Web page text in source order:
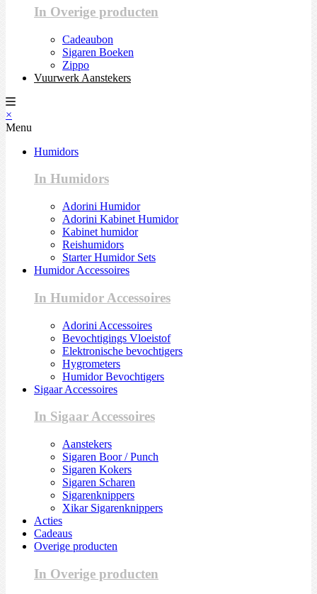
In Overige producten
Cadeaubon
Sigaren Boeken
Zippo
Vuurwerk Aanstekers
×
Menu
Humidors
In Humidors
Adorini Humidor
Adorini Kabinet Humidor
Kabinet humidor
Reishumidors
Starter Humidor Sets
Humidor Accessoires
In Humidor Accessoires
Adorini Accessoires
Bevochtigings Vloeistof
Elektronische bevochtigers
Hygrometers
Humidor Bevochtigers
Sigaar Accessoires
In Sigaar Accessoires
Aanstekers
Sigaren Boor / Punch
Sigaren Kokers
Sigaren Scharen
Sigarenknippers
Xikar Sigarenknippers
Acties
Cadeaus
Overige producten
In Overige producten